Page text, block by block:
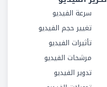
سرعة الفيديو
تغيير حجم الفيديو
تأثيرات الفيديو
مرشحات الفيديو
تدوير الفيديو